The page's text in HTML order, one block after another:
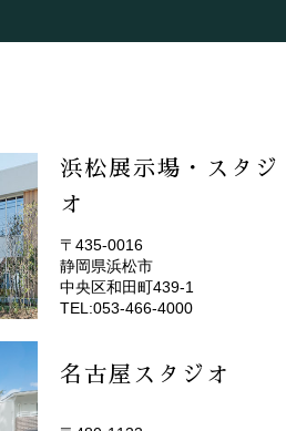
浜松展示場・スタジ
オ
(EMOTOP浜松)
〒435-0016
静岡県浜松市
中央区和田町439-1
TEL:053-466-4000
名古屋スタジオ